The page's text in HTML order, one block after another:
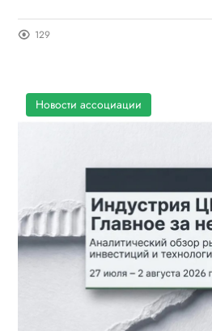
129
Новости ассоциации